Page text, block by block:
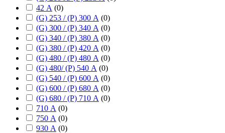
42 А (0)
(G) 253 / (P) 300 А (0)
(G) 300 / (P) 340 А (0)
(G) 340 / (P) 380 А (0)
(G) 380 / (P) 420 А (0)
(G) 480 / (P) 480 А (0)
(G) 480/ (P) 540 А (0)
(G) 540 / (P) 600 А (0)
(G) 600 / (P) 680 А (0)
(G) 680 / (P) 710 А (0)
710 А (0)
750 А (0)
930 А (0)